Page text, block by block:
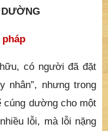
nhưng trong
lỗi, mà lỗi nặng